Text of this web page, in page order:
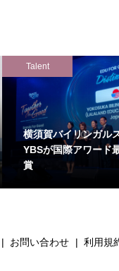
Talent
横須賀バイリンガル
YBSが国際アワード
賞
お問い合わせ 利用規